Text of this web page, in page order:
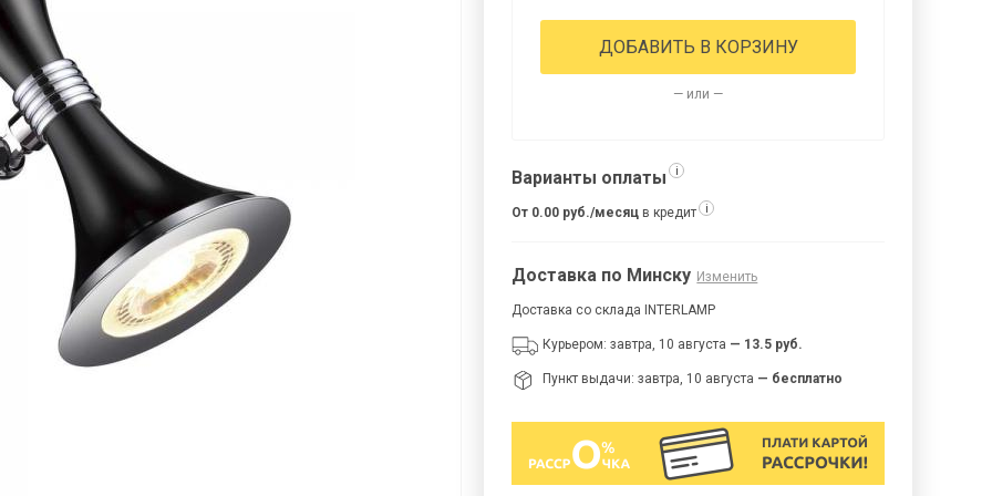
ДОБАВИТЬ В КОРЗИНУ
— или —
Варианты оплаты i
От 0.00 руб./месяц в кредит i
Доставка по Минску Изменить
Доставка со склада INTERLAMP
Курьером: завтра, 10 августа — 13.5 руб.
Пункт выдачи: завтра, 10 августа — бесплатно